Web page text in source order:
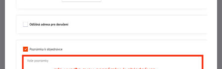
DIČ: CZ29007356